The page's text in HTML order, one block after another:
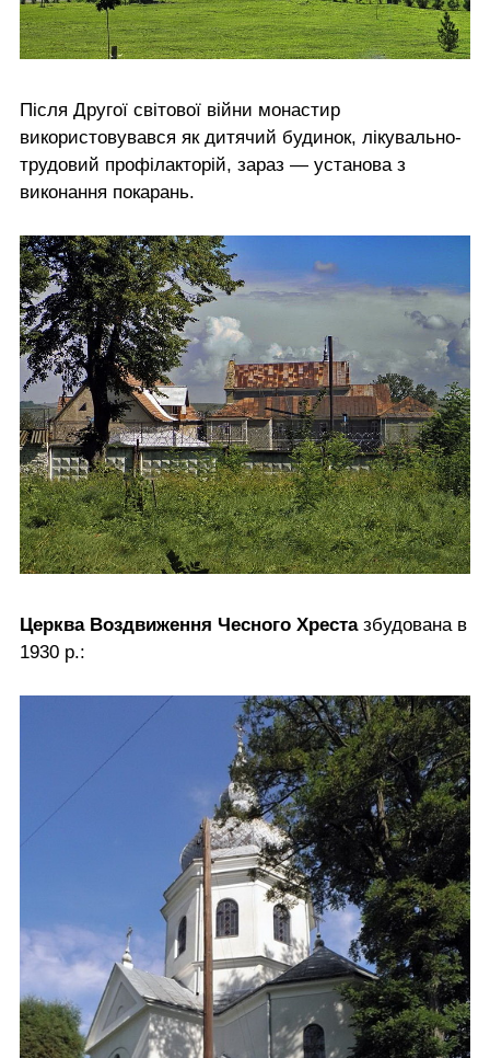
Після Другої світової війни монастир
використовувався як дитячий будинок, лікувально-
трудовий профілакторій, зараз — установа з
виконання покарань.
Церква Воздвиження Чесного Хрестазбудована в
1930 р.: